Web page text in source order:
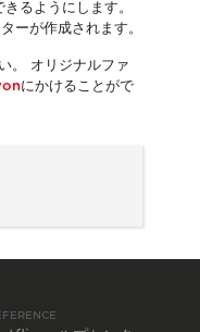
るようにします。
ーが作成されます。
。 オリジナルファ
にかけることがで